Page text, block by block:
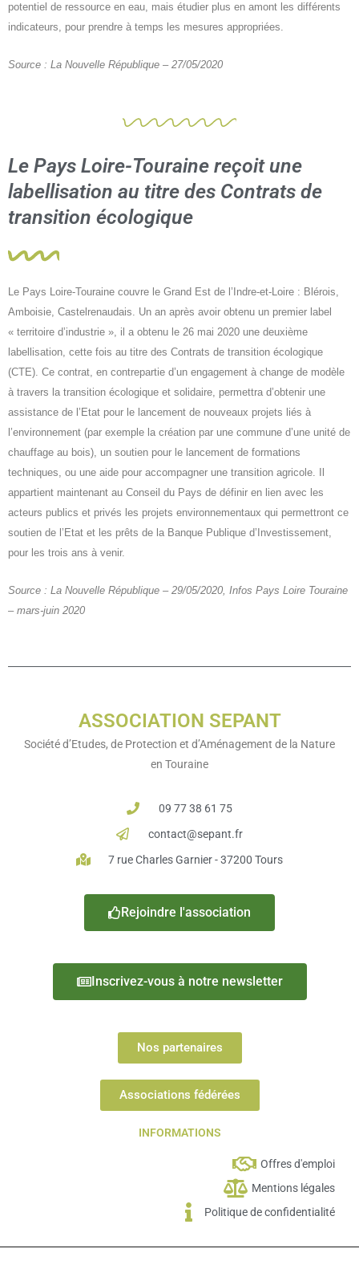
potentiel de ressource en eau, mais étudier plus en amont les différents
indicateurs, pour prendre à temps les mesures appropriées.
Source : La Nouvelle République – 27/05/2020
Le Pays Loire-Touraine reçoit une
labellisation au titre des Contrats de
transition écologique
Le Pays Loire-Touraine couvre le Grand Est de l’Indre-et-Loire : Blérois,
Amboisie, Castelrenaudais. Un an après avoir obtenu un premier label
« territoire d’industrie », il a obtenu le 26 mai 2020 une deuxième
labellisation, cette fois au titre des Contrats de transition écologique
(CTE). Ce contrat, en contrepartie d’un engagement à change de modèle
à travers la transition écologique et solidaire, permettra d’obtenir une
assistance de l’Etat pour le lancement de nouveaux projets liés à
l’environnement (par exemple la création par une commune d’une unité de
chauffage au bois), un soutien pour le lancement de formations
techniques, ou une aide pour accompagner une transition agricole. Il
appartient maintenant au Conseil du Pays de définir en lien avec les
acteurs publics et privés les projets environnementaux qui permettront ce
soutien de l’Etat et les prêts de la Banque Publique d’Investissement,
pour les trois ans à venir.
Source : La Nouvelle République – 29/05/2020, Infos Pays Loire Touraine
– mars-juin 2020
ASSOCIATION SEPANT
Société d’Etudes, de Protection et d’Aménagement de la Nature
en Touraine
09 77 38 61 75
contact@sepant.fr
7 rue Charles Garnier - 37200 Tours
Rejoindre l'association
Inscrivez-vous à notre newsletter
Nos partenaires
Associations fédérées
INFORMATIONS
Offres d'emploi
Mentions légales
Politique de confidentialité